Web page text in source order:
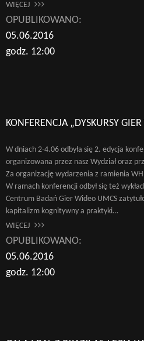
WIĘCEJ
OPUBLIKOWANO:
05.06.2016
godz. 12:00
KONFERENCJA „DYSKURSY
W dniach 2-4.06 odbyła się 2. edycja
organizowana przez nasz Wydział oraz
Za organizację wydarzenia z ramienia
W ramach konferencji odbył się też
Centrum Badań Gier Wideo UMCS
kapitalizm kognitywny a praktyki…
WIĘCEJ
OPUBLIKOWANO:
05.06.2016
godz. 12:00